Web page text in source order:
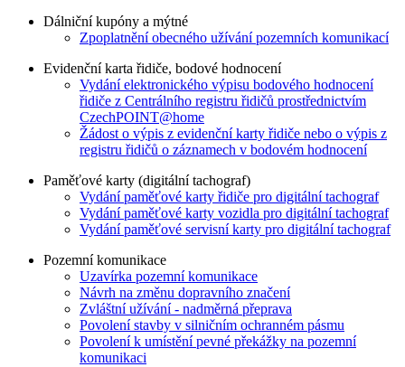
Dálniční kupóny a mýtné
Zpoplatnění obecného užívání pozemních komunikací
Evidenční karta řidiče, bodové hodnocení
Vydání elektronického výpisu bodového hodnocení
řidiče z Centrálního registru řidičů prostřednictvím
CzechPOINT@home
Žádost o výpis z evidenční karty řidiče nebo o výpis z
registru řidičů o záznamech v bodovém hodnocení
Paměťové karty (digitální tachograf)
Vydání paměťové karty řidiče pro digitální tachograf
Vydání paměťové karty vozidla pro digitální tachograf
Vydání paměťové servisní karty pro digitální tachograf
Pozemní komunikace
Uzavírka pozemní komunikace
Návrh na změnu dopravního značení
Zvláštní užívání - nadměrná přeprava
Povolení stavby v silničním ochranném pásmu
Povolení k umístění pevné překážky na pozemní
komunikaci